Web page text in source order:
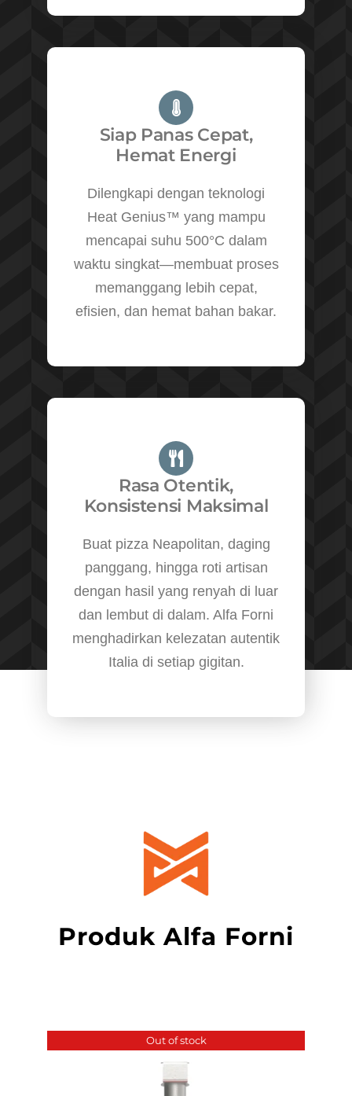
Siap Panas Cepat,
Hemat Energi
Dilengkapi dengan teknologi
Heat Genius™ yang mampu
mencapai suhu 500°C dalam
waktu singkat—membuat proses
memanggang lebih cepat,
efisien, dan hemat bahan bakar.
Rasa Otentik,
Konsistensi Maksimal
Buat pizza Neapolitan, daging
panggang, hingga roti artisan
dengan hasil yang renyah di luar
dan lembut di dalam. Alfa Forni
menghadirkan kelezatan autentik
Italia di setiap gigitan.
Produk Alfa Forni
Out of stock